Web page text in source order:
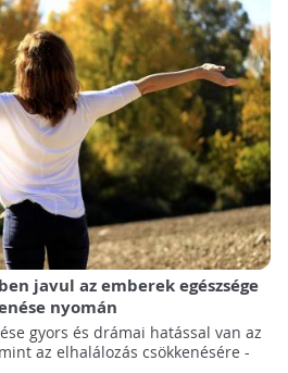
javul az emberek egészsége
nyomán
gyors és drámai hatással van az
az elhalálozás csökkenésére -